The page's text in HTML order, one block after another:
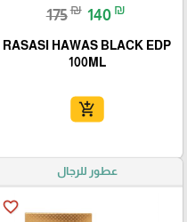
175₪ 140 ₪
RASASI HAWAS BLACK EDP
100ML
add_shopping_cart
عطور للرجال
favorite_border